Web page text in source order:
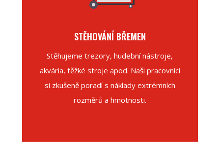
STĚHOVÁNÍ BŘEMEN
Stěhujeme trezory, hudební nástroje,
akvária, těžké stroje apod. Naši pracovníci
si zkušeně poradí s náklady extrémních
rozměrů a hmotnosti.